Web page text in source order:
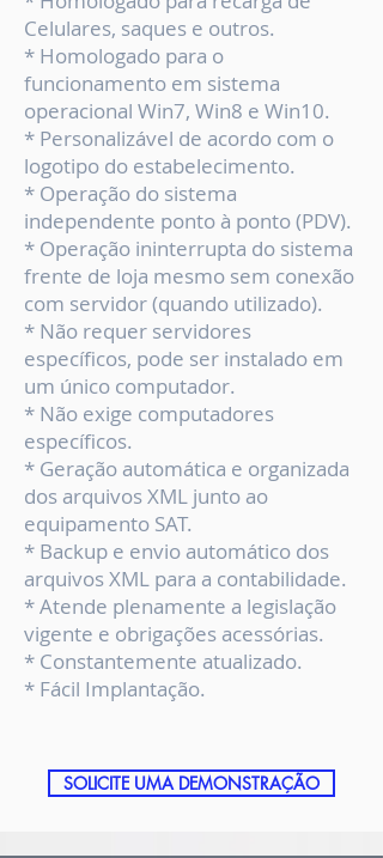
Celulares, saques e outros.
* Homologado para o
funcionamento em sistema
operacional Win7, Win8 e Win10.
* Personalizável de acordo com o
logotipo do estabelecimento.
* Operação do sistema
independente ponto à ponto (PDV).
* Operação ininterrupta do sistema
frente de loja mesmo sem conexão
com servidor (quando utilizado).
* Não requer servidores
específicos, pode ser instalado em
um único computador.
* Não exige computadores
específicos.
* Geração automática e organizada
dos arquivos XML junto ao
equipamento SAT.
* Backup e envio automático dos
arquivos XML para a contabilidade.
* Atende plenamente a legislação
vigente e obrigações acessórias.
* Constantemente atualizado.
* Fácil Implantação.
SOLICITE UMA DEMONSTRAÇÃO